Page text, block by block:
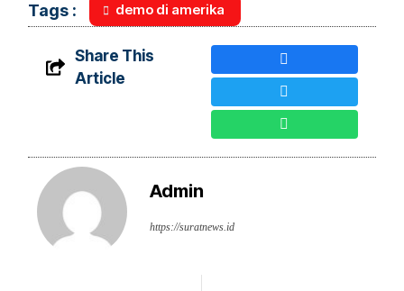
Tags : demo di amerika
Share This
Article
Admin
https://suratnews.id